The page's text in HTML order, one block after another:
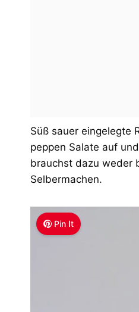
Süß sauer eingelegte
peppen Salate auf
brauchst dazu weder
Selbermachen.
Pin It